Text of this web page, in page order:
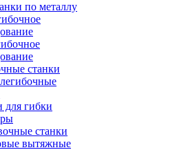
по металлу
станки
для гибки
станки
вытяжные